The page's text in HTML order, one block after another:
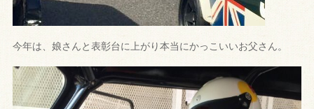
今年は、娘さんと表彰台に上がり本当にかっこいいお父さん。